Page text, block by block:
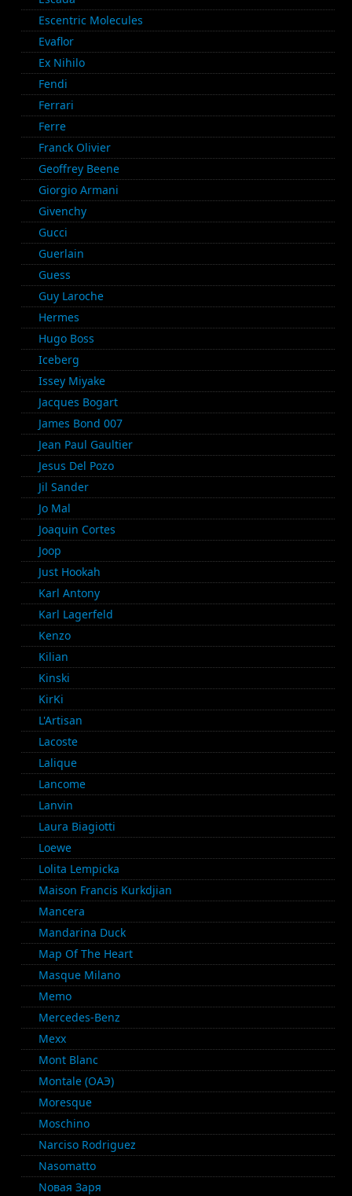
Escentric Molecules
Evaflor
Ex Nihilo
Fendi
Ferrari
Ferre
Franck Olivier
Geoffrey Beene
Giorgio Armani
Givenchy
Gucci
Guerlain
Guess
Guy Laroche
Hermes
Hugo Boss
Iceberg
Issey Miyake
Jacques Bogart
James Bond 007
Jean Paul Gaultier
Jesus Del Pozo
Jil Sander
Jo Mal
Joaquin Cortes
Joop
Just Hookah
Karl Antony
Karl Lagerfeld
Kenzo
Kilian
Kinski
KirKi
L'Artisan
Lacoste
Lalique
Lancome
Lanvin
Laura Biagiotti
Loewe
Lolita Lempicka
Maison Francis Kurkdjian
Mancera
Mandarina Duck
Map Of The Heart
Masque Milano
Memo
Mercedes-Benz
Mexx
Mont Blanc
Montale (ОАЭ)
Moresque
Moschino
Narciso Rodriguez
Nasomatto
Nовая Заря